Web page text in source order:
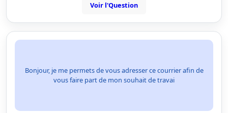
Voir l'Question
Bonjour, je me permets de vous adresser ce courrier afin de
vous faire part de mon souhait de travai